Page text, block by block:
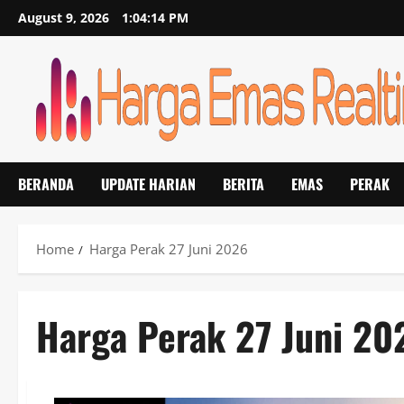
Skip
to
August 9, 2026 1:04:14 PM
BERANDA UPDATE HARIAN BERITA EMAS PERAK
Home Harga Perak 27 Juni 2026
Harga Perak 27 Juni